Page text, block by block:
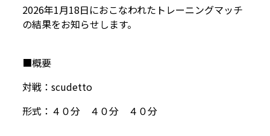
2026年1月18日におこなわれたトレーニングマッチ
の結果をお知らせします。
■概要
対戦：scudetto
形式：４０分 ４０分 ４０分